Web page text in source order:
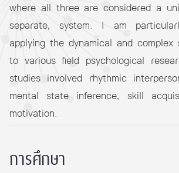
where all three are considered a
separate, system. I am
applying the dynamical and complex
to various field psychological
studies involved rhythmic
mental state inference, skill
motivation.
การศึกษา